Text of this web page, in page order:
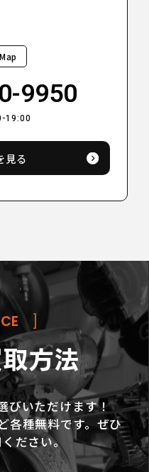
9950
19:00
見る
方法
びいただけます！
各種無料です。ぜひ
ださい。
お問い合わせ